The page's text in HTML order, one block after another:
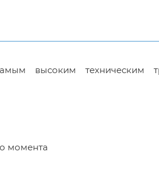
высоким техническим
момента